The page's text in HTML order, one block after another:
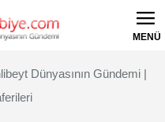
MENÜ
Dünyasının Gündemi |